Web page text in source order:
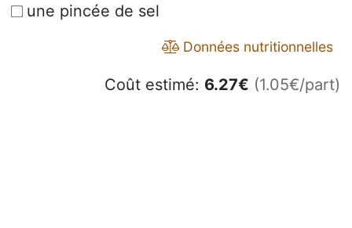
une pincée de sel
Données nutritionnelles
Coût estimé: 6.27€ (1.05€/part)